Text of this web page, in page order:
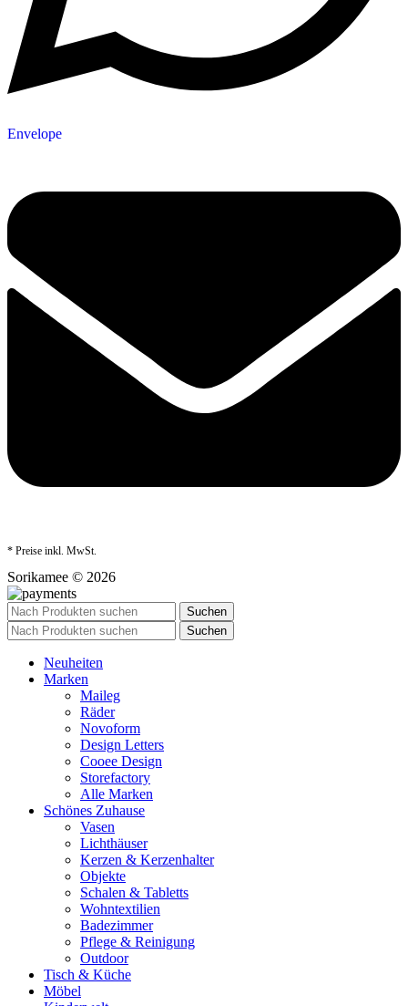
Envelope
* Preise inkl. MwSt.
Sorikamee © 2026
Suchen
Suchen
Neuheiten
Marken
Maileg
Räder
Novoform
Design Letters
Cooee Design
Storefactory
Alle Marken
Schönes Zuhause
Vasen
Lichthäuser
Kerzen & Kerzenhalter
Objekte
Schalen & Tabletts
Wohntextilien
Badezimmer
Pflege & Reinigung
Outdoor
Tisch & Küche
Möbel